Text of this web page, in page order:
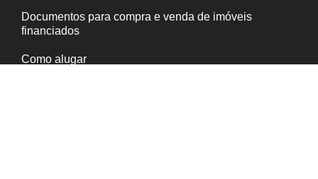
Documentos para compra e venda de imóveis
financiados
Como alugar